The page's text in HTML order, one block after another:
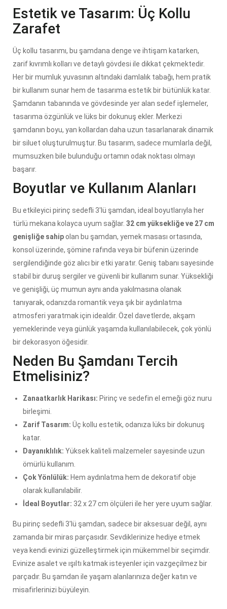
Estetik ve Tasarım: Üç Kollu
Zarafet
Üç kollu tasarımı, bu şamdana denge ve ihtişam katarken,
zarif kıvrımlı kolları ve detaylı gövdesi ile dikkat çekmektedir.
Her bir mumluk yuvasının altındaki damlalık tabağı, hem pratik
bir kullanım sunar hem de tasarıma estetik bir bütünlük katar.
Şamdanın tabanında ve gövdesinde yer alan sedef işlemeler,
tasarıma özgünlük ve lüks bir dokunuş ekler. Merkezi
şamdanın boyu, yan kollardan daha uzun tasarlanarak dinamik
bir siluet oluşturulmuştur. Bu tasarım, sadece mumlarla değil,
mumsuzken bile bulunduğu ortamın odak noktası olmayı
başarır.
Boyutlar ve Kullanım Alanları
Bu etkileyici pirinç sedefli 3'lü şamdan, ideal boyutlarıyla her
türlü mekana kolayca uyum sağlar. 32 cm yüksekliğe ve 27 cm
genişliğe sahipolan bu şamdan, yemek masası ortasında,
konsol üzerinde, şömine rafında veya bir büfenin üzerinde
sergilendiğinde göz alıcı bir etki yaratır. Geniş tabanı sayesinde
stabil bir duruş sergiler ve güvenli bir kullanım sunar. Yüksekliği
ve genişliği, üç mumun aynı anda yakılmasına olanak
tanıyarak, odanızda romantik veya şık bir aydınlatma
atmosferi yaratmak için idealdir. Özel davetlerde, akşam
yemeklerinde veya günlük yaşamda kullanılabilecek, çok yönlü
bir dekorasyon öğesidir.
Neden Bu Şamdanı Tercih
Etmelisiniz?
Zanaatkarlık Harikası: Pirinç ve sedefin el emeği göz nuru
birleşimi.
Zarif Tasarım: Üç kollu estetik, odanıza lüks bir dokunuş
katar.
Dayanıklılık: Yüksek kaliteli malzemeler sayesinde uzun
ömürlü kullanım.
Çok Yönlülük: Hem aydınlatma hem de dekoratif obje
olarak kullanılabilir.
İdeal Boyutlar: 32 x 27 cm ölçüleri ile her yere uyum sağlar.
Bu pirinç sedefli 3'lü şamdan, sadece bir aksesuar değil, aynı
zamanda bir miras parçasıdır. Sevdiklerinize hediye etmek
veya kendi evinizi güzelleştirmek için mükemmel bir seçimdir.
Evinize asalet ve ışıltı katmak isteyenler için vazgeçilmez bir
parçadır. Bu şamdan ile yaşam alanlarınıza değer katın ve
misafirlerinizi büyüleyin.